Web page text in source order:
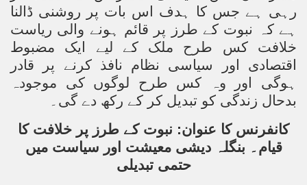
رہی ہے جس کا ہدف اس بات پر روشنی ڈالنا
ہے کہ نبوت کے طرز پر قائم ہونے والی ریاست
خلافت کس طرح ملک کے لیے ایک مضبوط
اقتصادی اور سیاسی نظام نافذ کرنے پر قادر
ہوگی اور وہ کس طرح لوگوں کی موجودہ
بدحال زندگی کو تبدیل کر کے رکھ دے گی۔
کانفرنس کا عنوان: نبوت کے طرز پر خلافت کا
قیام۔ بنگلہ دیشی معیشت اور سیاست میں
حتمی تبدیلی